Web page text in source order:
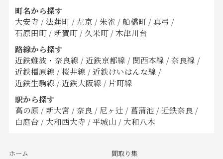
町名から探す
大安寺 / 法蓮町 / 左京 / 朱雀 / 船橋町 / 真弓 /
石原田町 / 新賀町 / 久米町 / 木津川台
路線から探す
近鉄難波・奈良線 / 近鉄京都線 / 関西本線 / 奈良線 /
近鉄橿原線 / 桜井線 / 近鉄けいはんな線 /
近鉄生駒線 / 近鉄大阪線 / 片町線
駅から探す
高の原 / 新大宮 / 奈良 / 尼ヶ辻 / 菖蒲池 / 近鉄奈良 /
白庭台 / 大和西大寺 / 平城山 / 大和八木
ホーム
間取り集